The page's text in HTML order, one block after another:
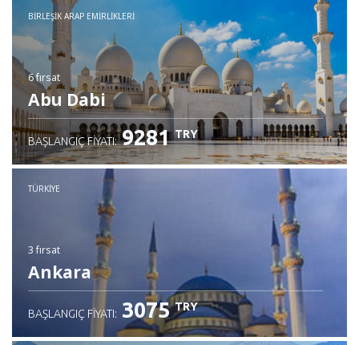
BIRLEŞIK ARAP EMIRLIKLERI
6 fırsat
Abu Dabi
BAŞLANGIÇ FIYATI: 9281 TRY
TÜRKIYE
3 fırsat
Ankara
BAŞLANGIÇ FIYATI: 3075 TRY